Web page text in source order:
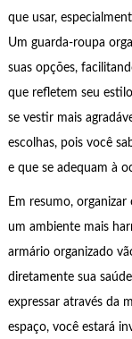
que usar,
Um guarda-roupa
suas opções,
que refletem seu
se vestir mais
escolhas, pois você
e que se adequam à
Em resumo,
um ambiente mais
armário organizado
diretamente sua
expressar através da
espaço, você estará